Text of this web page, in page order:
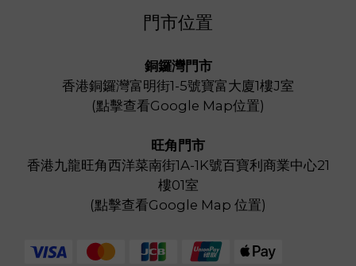
門市位置
銅鑼灣門市
香港銅鑼灣富明街1-5號寶富大廈1樓J室
(點擊查看Google Map位置)
旺角門市
香港九龍旺角西洋菜南街1A-1K號百寶利商業中心21
樓01室
(點擊查看Google Map 位置)